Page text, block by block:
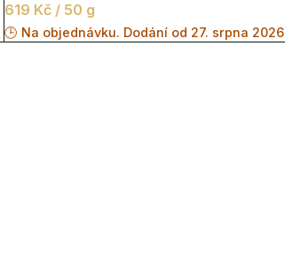
plantáží s výrazným umami a
jemnou sladkostí.
619 Kč/ 50 g
🕒 Na objednávku. Dodání od 27. srpna 2026